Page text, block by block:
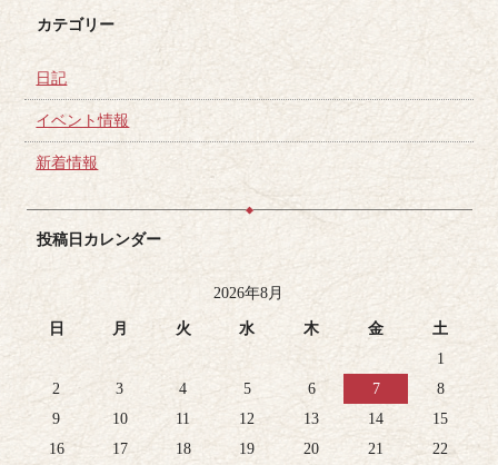
カテゴリー
日記
イベント情報
新着情報
投稿日カレンダー
2026年8月
日 月 火 水 木 金
土
1
2
3 4 5 6 7
8
9
10 11 12 13 14
15
16
17 18 19 20 21 22